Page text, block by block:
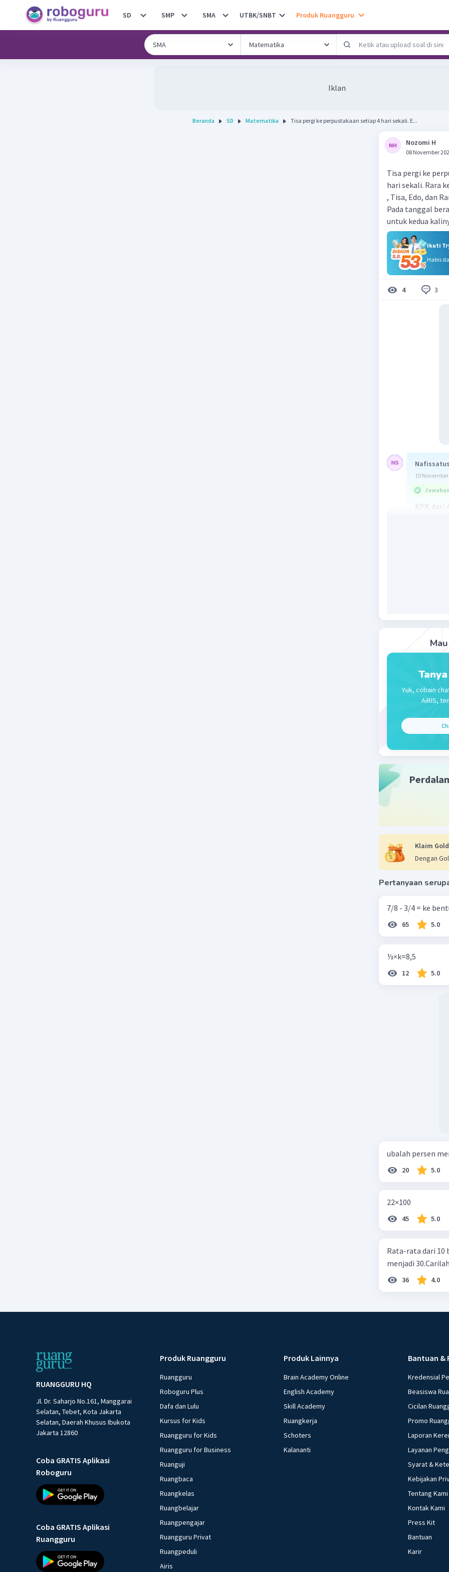
SD SMP SMA UTBK/SNBT Produk Ruangguru
Iklan
Beranda SD Matematika Tisa pergi ke perpustakaan setiap 4 hari sekali. E...
Nozomi H
08 November
Tisa pergi ke
hari sekali. Rara
, Tisa, Edo, dan
Pada tanggal
untuk kedua
Ikuti
Habis
4 3
10
KPK dari
Beri
Beri
10
6 maret
Beri
Yuk, cobain
AiRIS,
Klaim
Dengan
Pertanyaan
7/8 - 3/4 = ke
65 5.0
⅓×k=8,5
12 5.0
ubalah persen
20 5.0
22×100
45 5.0
Rata-rata dari 10
menjadi
36 4.0
RUANGGURU HQ
Jl. Dr. Saharjo No.161, Manggarai
Selatan, Tebet, Kota Jakarta
Selatan, Daerah Khusus Ibukota
Jakarta 12860
Coba GRATIS Aplikasi
Roboguru
Coba GRATIS Aplikasi
Ruangguru
Produk Ruangguru
Ruangguru
Roboguru Plus
Dafa dan Lulu
Kursus for Kids
Ruangguru for Kids
Ruangguru for Business
Ruanguji
Ruangbaca
Ruangkelas
Ruangbelajar
Ruangpengajar
Ruangguru Privat
Ruangpeduli
Airis
Produk Lainnya
Brain Academy Online
English Academy
Skill Academy
Ruangkerja
Schoters
Kalananti
Bantuan &
Kredensial
Beasiswa
Cicilan
Promo
Laporan
Layanan
Syarat &
Kebijakan
Tentang Kami
Kontak Kami
Press Kit
Bantuan
Karir